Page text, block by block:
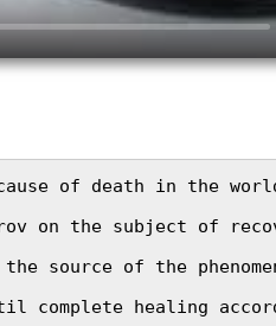
cause of death in the
on the subject of
source of the
complete healing